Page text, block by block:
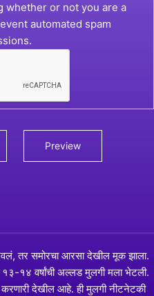
whether or not you are a
automated spam
तर समोरचा आरसा देखील मूक झाला.
१४ वर्षांची अल्लड मुलगी मला भेटली.
देखील आहे. ही मुलगी नीटनेटकी